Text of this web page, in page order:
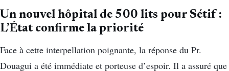
Un nouvel hôpital de 500 lits pour Sétif :
L’État confirme la priorité
Face à cette interpellation poignante, la réponse du Pr.
Douagui a été immédiate et porteuse d’espoir. Il a assuré que